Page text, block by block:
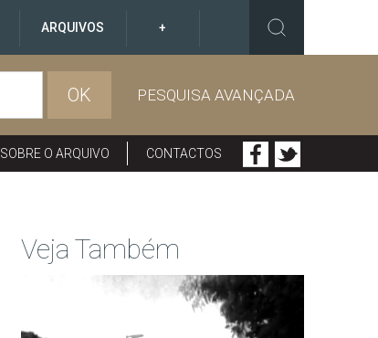
ARQUIVOS +
OK PESQUISA AVANÇADA
SOBRE O ARQUIVO CONTACTOS
Veja Também